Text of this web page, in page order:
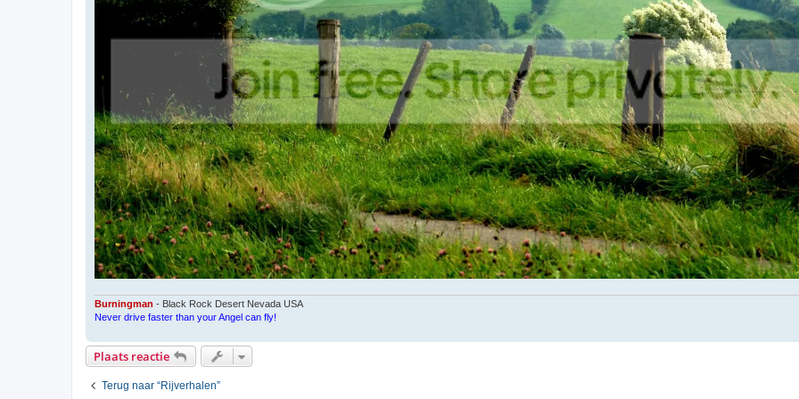
Burningman - Black Rock Desert Nevada USA
Never drive faster than your Angel can fly!
Plaats reactie
Terug naar “Rijverhalen”